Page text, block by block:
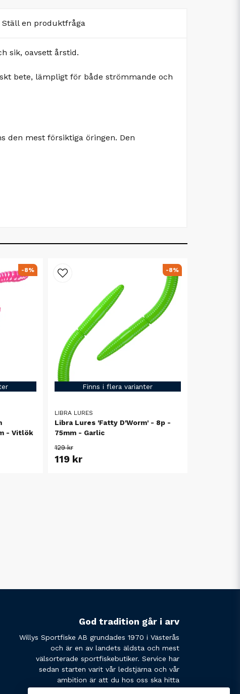
Ställ en produktfråga
sik, oavsett årstid.
bete, lämpligt för både strömmande och
den mest försiktiga öringen. Den
- Vitlök
-8%
Finns i flera varianter
LIBRA LURES
Libra Lures 'Fatty D'Worm' - 8p -
75mm - Garlic
129 kr
119 kr
-8%
God tradition går i arv
Willys Sportfiske AB grundades 1970 i Västerås
och är en av landets äldsta och mest
välsorterade sportfiskebutiker. Service har
sedan starten varit vår ledstjärna och vår
ambition är att du hos oss ska hitta